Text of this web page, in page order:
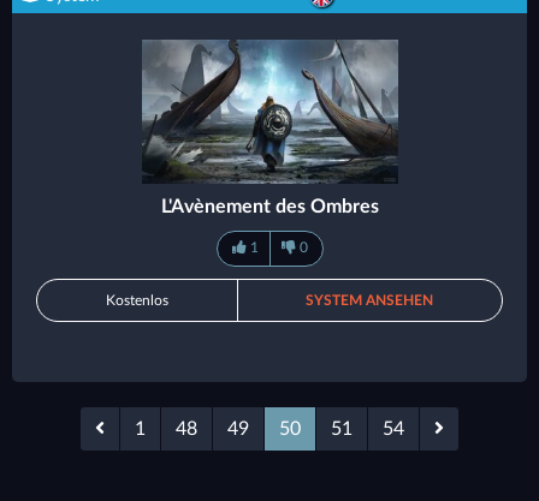
L'Avènement des Ombres
1 0
Kostenlos SYSTEM ANSEHEN
1 48 49 50 51 54